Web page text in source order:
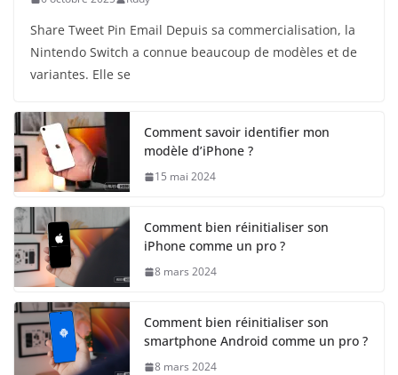
Share Tweet Pin Email Depuis sa commercialisation, la
Nintendo Switch a connue beaucoup de modèles et de
variantes. Elle se
Comment savoir identifier mon
modèle d’iPhone ?
15 mai 2024
Comment bien réinitialiser son
iPhone comme un pro ?
8 mars 2024
Comment bien réinitialiser son
smartphone Android comme un pro ?
8 mars 2024